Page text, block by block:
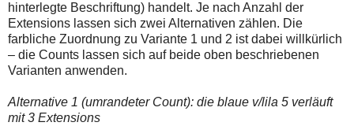
hinterlegte Beschriftung) handelt. Je nach Anzahl der
Extensions lassen sich zwei Alternativen zählen. Die
farbliche Zuordnung zu Variante 1 und 2 ist dabei willkürlich
– die Counts lassen sich auf beide oben beschriebenen
Varianten anwenden.
Alternative 1 (umrandeter Count): die blaue v/lila 5 verläuft
mit 3 Extensions